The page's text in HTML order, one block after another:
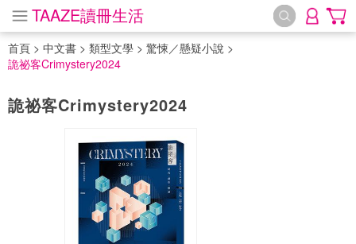
TAAZE讀冊生活
首頁 > 中文書 > 類型文學 > 驚悚／懸疑小說 >
詭祕客Crimystery2024
詭祕客Crimystery2024